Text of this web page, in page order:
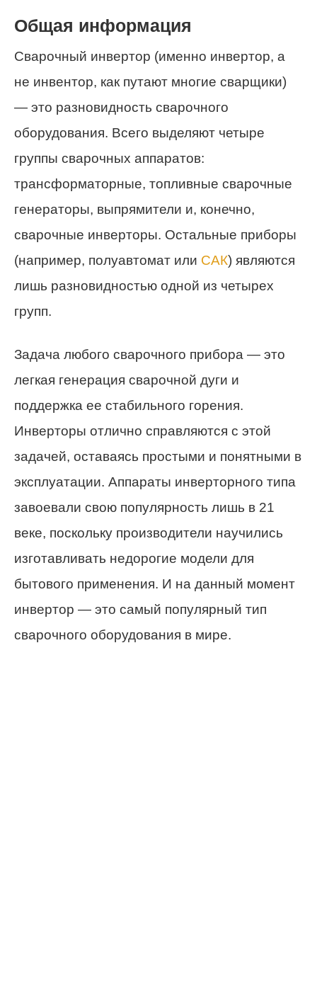
Общая информация
Сварочный инвертор (именно инвертор, а
не инвентор, как путают многие сварщики)
— это разновидность сварочного
оборудования. Всего выделяют четыре
группы сварочных аппаратов:
трансформаторные, топливные сварочные
генераторы, выпрямители и, конечно,
сварочные инверторы. Остальные приборы
(например, полуавтомат или САК) являются
лишь разновидностью одной из четырех
групп.
Задача любого сварочного прибора — это
легкая генерация сварочной дуги и
поддержка ее стабильного горения.
Инверторы отлично справляются с этой
задачей, оставаясь простыми и понятными в
эксплуатации. Аппараты инверторного типа
завоевали свою популярность лишь в 21
веке, поскольку производители научились
изготавливать недорогие модели для
бытового применения. И на данный момент
инвертор — это самый популярный тип
сварочного оборудования в мире.